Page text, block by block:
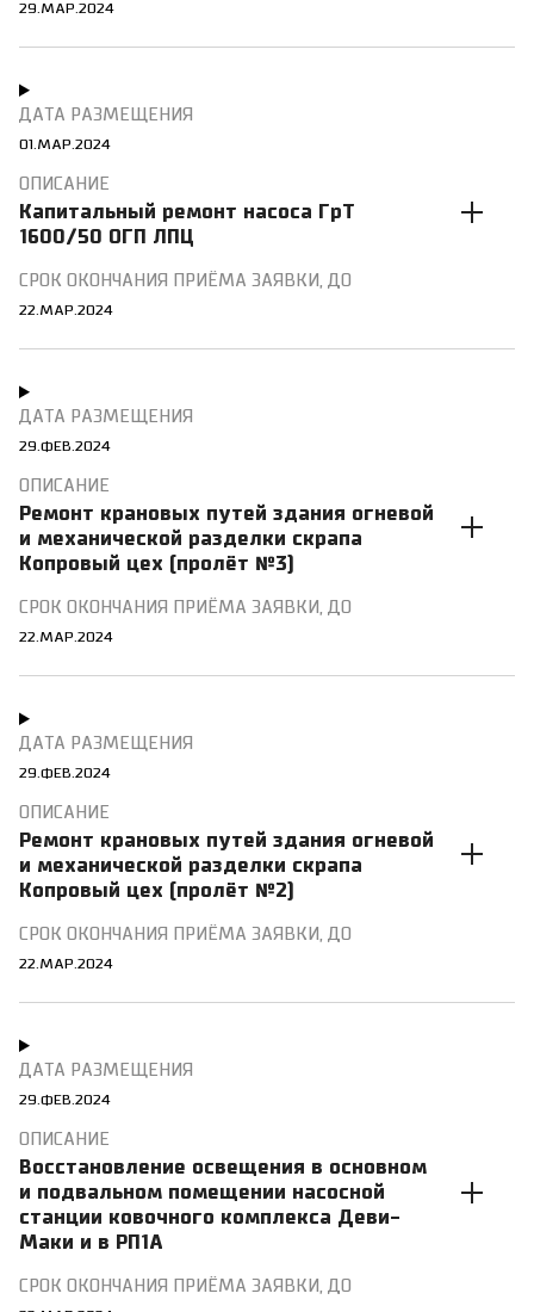
29.МАР.2024
01.МАР.2024
Капитальный ремонт насоса ГрТ
1600/50 ОГП ЛПЦ
22.МАР.2024
29.ФЕВ.2024
Ремонт крановых путей здания огневой
и механической разделки скрапа
Копровый цех (пролёт №3)
22.МАР.2024
29.ФЕВ.2024
Ремонт крановых путей здания огневой
и механической разделки скрапа
Копровый цех (пролёт №2)
22.МАР.2024
29.ФЕВ.2024
Восстановление освещения в основном
и подвальном помещении насосной
станции ковочного комплекса Деви-
Маки и в РП1А